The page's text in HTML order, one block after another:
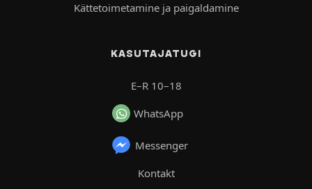
Kättetoimetamine ja paigaldamine
KASUTAJATUGI
E–R 10–18
WhatsApp
Messenger
Kontakt